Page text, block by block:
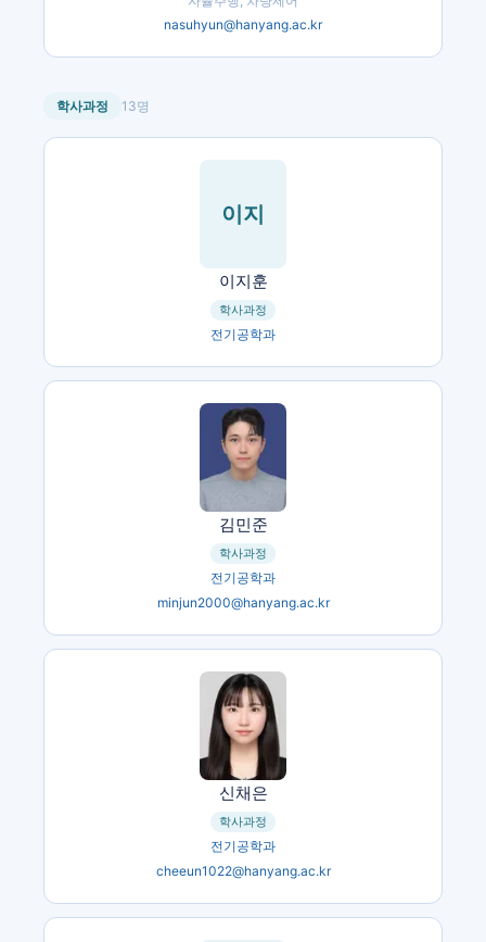
nasuhyun@hanyang.ac.kr
학사과정 13명
이지
이지훈
학사과정
전기공학과
김민준
학사과정
전기공학과
minjun2000@hanyang.ac.kr
신채은
학사과정
전기공학과
cheeun1022@hanyang.ac.kr